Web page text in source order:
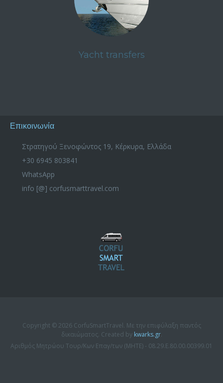
Yacht transfers
Επικοινωνία
Στρατηγού Ξενοφώντος 19, Κέρκυρα, Ελλάδα
+30 6945 803841
WhatsApp
info [@] corfusmarttravel.com
Copyright © 2026 CorfuSmartTravel. Με την επιφύλαξη παντός
δικαιώματος. Created by kwarks.gr.
Αριθμός Μητρώου Τουρ/Κων Επαγ/των (ΜΗΤΕ) - 08.29.Ε.80.00.00399.01